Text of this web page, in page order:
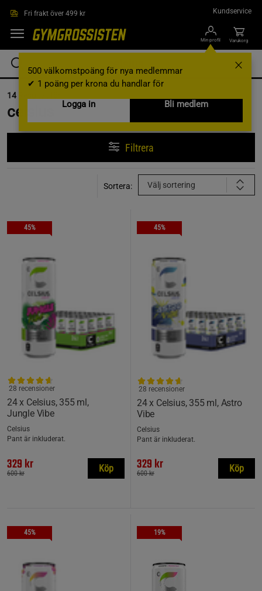
Fri frakt över 499 kr Kundservice
Min profil
500 välkomstpoäng för nya medlemmar
✔ 1 poäng per krona du handlar för
Logga in
Bli medlem
Varukorg
14
celsius
Filtrera
Sortera: Välj sortering
45%
24 x Celsius, 355 ml,
Jungle Vibe
28 recensioner
Celsius
Pant är inkluderat.
329 kr
600 kr Köp
45%
24 x Celsius, 355 ml, Astro
Vibe
28 recensioner
Celsius
Pant är inkluderat.
329 kr
600 kr Köp
45% 19%